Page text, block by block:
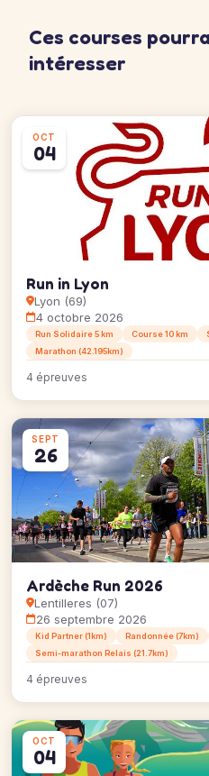
Ces courses
intéresser
OCT
04
Run in Lyon
Lyon (69)
4 octobre 2026
Run Solidaire 5 km Course 10 km
Marathon (42.195km)
4 épreuves
SEPT
26
Ardèche Run 2026
Lentilleres (07)
26 septembre 2026
Kid Partner (1km) Randonnée (7km)
Semi-marathon Relais (21.7km)
4 épreuves
OCT
04